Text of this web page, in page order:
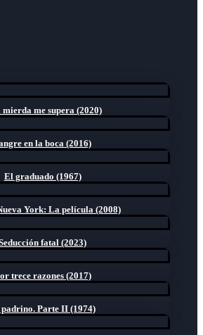
mierda me supera (2020)
en la boca (2016)
El graduado (1967)
York: La película (2008)
fatal (2023)
trece razones (2017)
Parte II (1974)